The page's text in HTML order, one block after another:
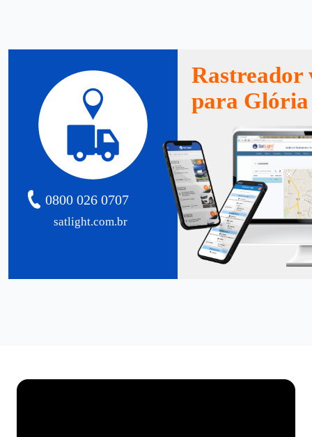
satlight.com.br
0800 026 0707
Rastreador
para Glória